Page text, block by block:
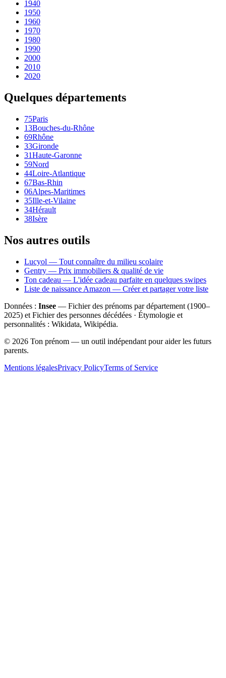
1940
1950
1960
1970
1980
1990
2000
2010
2020
Quelques départements
75Paris
13Bouches-du-Rhône
69Rhône
33Gironde
31Haute-Garonne
59Nord
44Loire-Atlantique
67Bas-Rhin
06Alpes-Maritimes
35Ille-et-Vilaine
34Hérault
38Isère
Nos autres outils
Lucyol — Tout connaître du milieu scolaire
Gentry — Prix immobiliers & qualité de vie
Ton cadeau — L'idée cadeau parfaite en quelques swipes
Liste de naissance Amazon — Créer et partager votre liste
Données : Insee — Fichier des prénoms par département (1900–
2025) et Fichier des personnes décédées · Étymologie et
personnalités : Wikidata, Wikipédia.
© 2026 Ton prénom — un outil indépendant pour aider les futurs
parents.
Mentions légalesPrivacy PolicyTerms of Service